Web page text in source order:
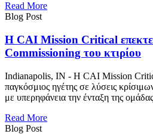
Read More
Blog Post
Η CAI Mission Critical
Commissioning του κτιρίου
Indianapolis, IN - Η CAI Mission
παγκόσμιος ηγέτης σε λύσεις
με υπερηφάνεια την ένταξη της
Read More
Blog Post